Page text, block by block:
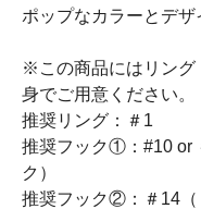
ポップなカラーとデザ
※この商品にはリング
身でご用意ください。
推奨リング：＃1
推奨フック①：#10 or
ク）
推奨フック②：＃14（